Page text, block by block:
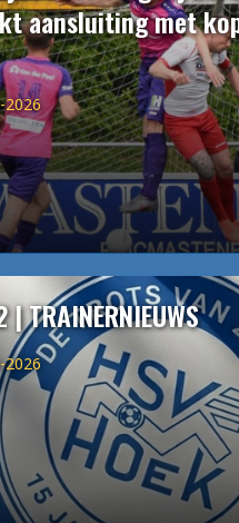
aansluiting met
2026
TRAINERNIEUWS
2026